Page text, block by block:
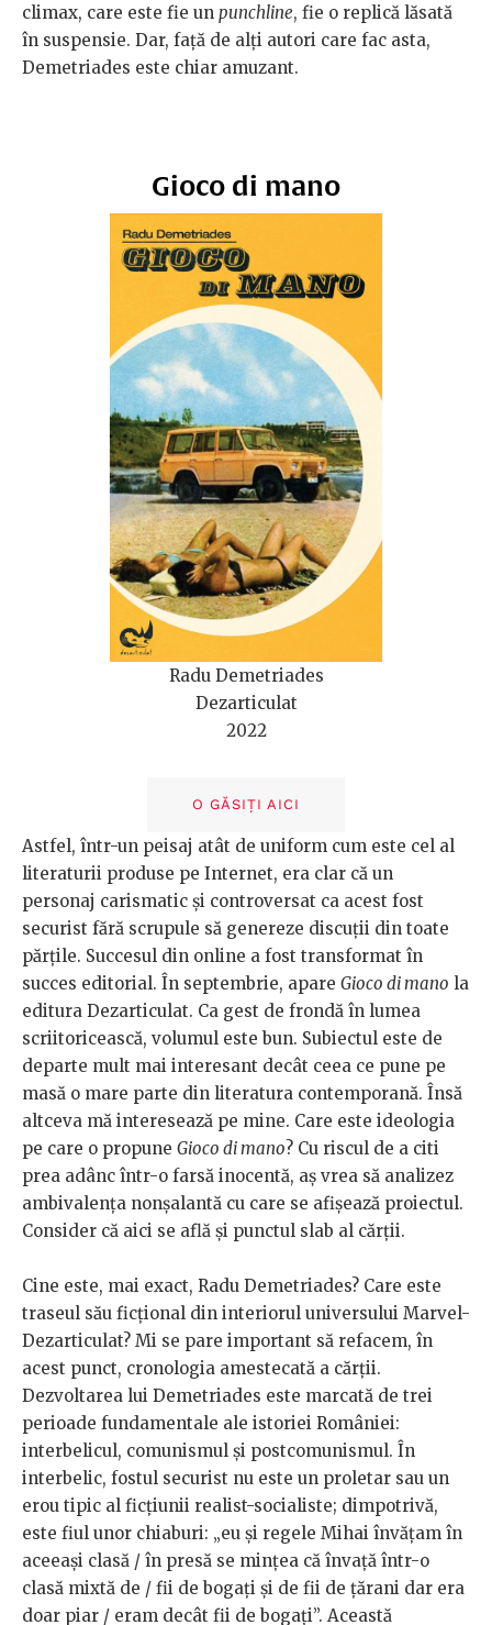
climax, care este fie un punchline, fie o replică lăsată
în suspensie. Dar, față de alți autori care fac asta,
Demetriades este chiar amuzant.
Gioco di mano
Radu Demetriades
Dezarticulat
2022
O GĂSIȚI AICI
Astfel, într-un peisaj atât de uniform cum este cel al
literaturii produse pe Internet, era clar că un
personaj carismatic și controversat ca acest fost
securist fără scrupule să genereze discuții din toate
părțile. Succesul din online a fost transformat în
succes editorial. În septembrie, apare Gioco di mano la
editura Dezarticulat. Ca gest de frondă în lumea
scriitoricească, volumul este bun. Subiectul este de
departe mult mai interesant decât ceea ce pune pe
masă o mare parte din literatura contemporană. Însă
altceva mă interesează pe mine. Care este ideologia
pe care o propune Gioco di mano? Cu riscul de a citi
prea adânc într-o farsă inocentă, aș vrea să analizez
ambivalența nonșalantă cu care se afișează proiectul.
Consider că aici se află și punctul slab al cărții.
Cine este, mai exact, Radu Demetriades? Care este
traseul său ficțional din interiorul universului Marvel-
Dezarticulat? Mi se pare important să refacem, în
acest punct, cronologia amestecată a cărții.
Dezvoltarea lui Demetriades este marcată de trei
perioade fundamentale ale istoriei României:
interbelicul, comunismul și postcomunismul. În
interbelic, fostul securist nu este un proletar sau un
erou tipic al ficțiunii realist-socialiste; dimpotrivă,
este fiul unor chiaburi: „eu și regele Mihai învățam în
aceeași clasă / în presă se mințea că învață într-o
clasă mixtă de / fii de bogați și de fii de țărani dar era
doar piar / eram decât fii de bogați”. Această